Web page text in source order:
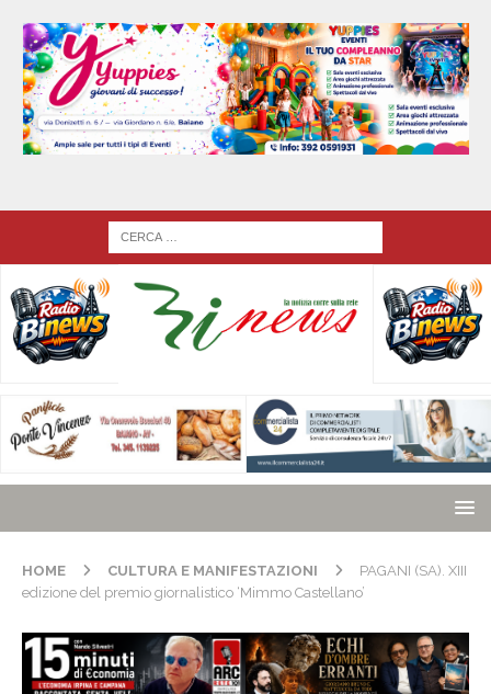
HOME CULTURA E MANIFESTAZIONI
PAGANI (SA). XIII
edizione del premio giornalistico ‘Mimmo Castellano’